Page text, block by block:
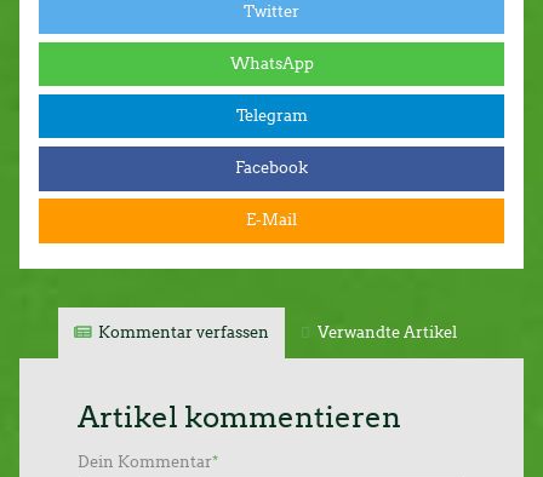
Twitter
WhatsApp
Telegram
Facebook
E-Mail
Kommentar verfassen Verwandte Artikel
Artikel kommentieren
Dein Kommentar*